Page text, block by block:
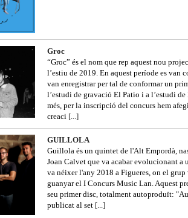
Groc
“Groc” és el nom que rep aquest nou
l’estiu de 2019. En aquest període es van
van enregistrar per tal de conformar un
l’estudi de gravació El Patio i a l’estudi
més, per la inscripció del concurs hem
creaci [...]
GUILLOLA
Guillola és un quintet de l'Alt Empordà,
Joan Calvet que va acabar evolucionant
va néixer l'any 2018 a Figueres, on el grup
guanyar el I Concurs Music Lan. Aquest
seu primer disc, totalment autoproduït:
publicat al set [...]